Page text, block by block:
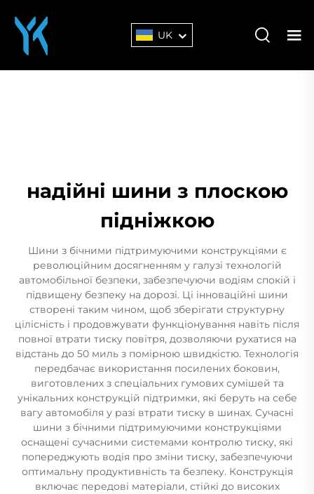
UK
надійні шини з плоскою
підніжкою
Шини з бічними підтримуючими конструкціями є
революційним досягненням у галузі технологій
автомобільної безпеки, забезпечуючи водіям спокій і
підвищену безпеку на дорозі. Ці інноваційні шини
створені таким чином, щоб зберігати структурну
цілісність і продовжувати функціонування навіть після
повної втрати тиску повітря, дозволяючи рухатися на
відстань до 50 миль з помірною швидкістю. Технологія
передбачає використання посилених боковин,
виготовлених з спеціальних гумових сумішей та
унікальних конструкцій підтримки, які беруть на себе
вагу автомобіля у разі втрати тиску в шинах. Сучасні
шини з бічними підтримуючими конструкціями
оснащені сучасними системами контролю тиску, які
попереджують водія про зміни тиску, забезпечуючи
оптимальну продуктивність та безпеку. Конструкція
включає передові матеріали, стійкі до високих